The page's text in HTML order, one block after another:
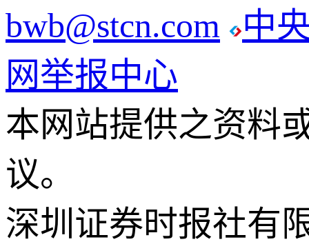
bwb@stcn.com
中
网举报中心
本网站提供之资料
议。
深圳证券时报社有